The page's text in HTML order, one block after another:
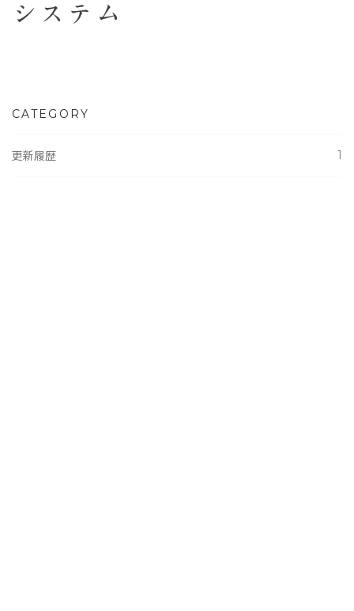
システム
CATEGORY
更新履歴 1